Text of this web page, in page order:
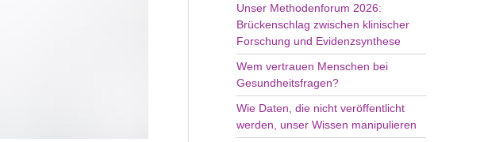
Unser Methodenforum 2026:
Brückenschlag zwischen klinischer
Forschung und Evidenzsynthese
Wem vertrauen Menschen bei
Gesundheitsfragen?
Wie Daten, die nicht veröffentlicht
werden, unser Wissen manipulieren